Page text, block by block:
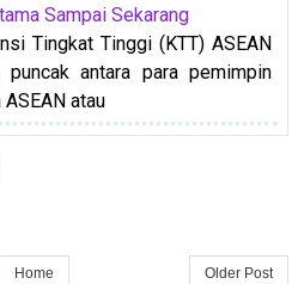
Sampai Sekarang
Tingkat Tinggi (KTT) ASEAN
puncak antara para pemimpin
atau
Older Post
Home